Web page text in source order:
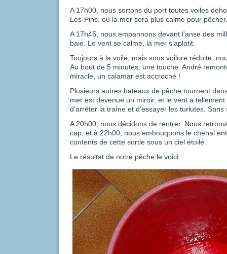
A 17h00, nous sortons du port toutes voiles
Les-Pins, où la mer sera plus calme pour pêcher.
A 17h45, nous empannons devant l’anse des
baie. Le vent se calme, la mer s’aplatit.
Toujours à la voile, mais sous voilure réduite,
Au bout de 5 minutes, une touche. André
miracle, un calamar est accroché !
Plusieurs autres bateaux de pêche tournent
mer est devenue un miroir, et le vent a
d’arrêter la traîne et d’essayer les turlutes. Sans
A 20h00, nous décidons de rentrer. Nous
cap, et à 22h00, nous embouquons le chenal
contents de cette sortie sous un ciel étoilé.
Le résultat de notre pêche le voici :